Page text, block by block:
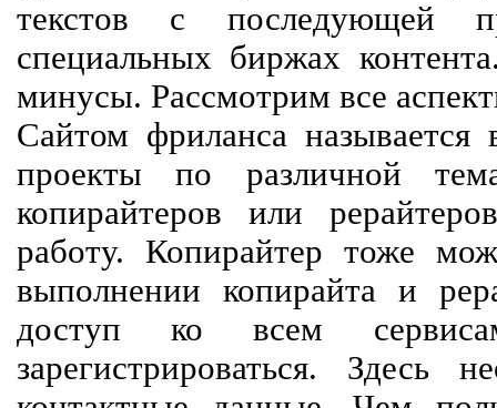
текстов с последующей
специальных биржах
минусы. Рассмотрим все
Сайтом фриланса называется
проекты по различной
копирайтеров или
работу. Копирайтер тоже
выполнении копирайта и
доступ ко всем
зарегистрироваться. Здесь